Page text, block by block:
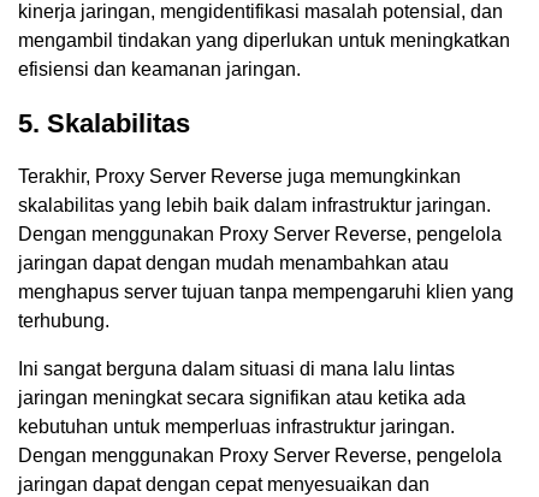
kinerja jaringan, mengidentifikasi masalah potensial, dan
mengambil tindakan yang diperlukan untuk meningkatkan
efisiensi dan keamanan jaringan.
5. Skalabilitas
Terakhir, Proxy Server Reverse juga memungkinkan
skalabilitas yang lebih baik dalam infrastruktur jaringan.
Dengan menggunakan Proxy Server Reverse, pengelola
jaringan dapat dengan mudah menambahkan atau
menghapus server tujuan tanpa mempengaruhi klien yang
terhubung.
Ini sangat berguna dalam situasi di mana lalu lintas
jaringan meningkat secara signifikan atau ketika ada
kebutuhan untuk memperluas infrastruktur jaringan.
Dengan menggunakan Proxy Server Reverse, pengelola
jaringan dapat dengan cepat menyesuaikan dan